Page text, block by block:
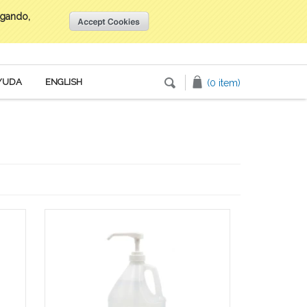
Inicia tu sesión
ENGLISH (0 item)